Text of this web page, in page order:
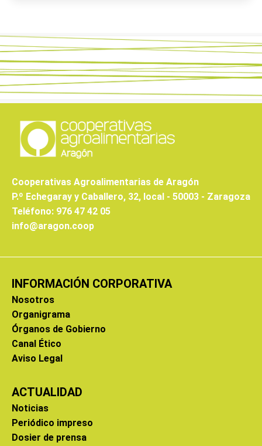
Cooperativas Agroalimentarias de Aragón
P.º Echegaray y Caballero, 32, local - 50003 - Zaragoza
Teléfono: 976 47 42 05
info@aragon.coop
INFORMACIÓN CORPORATIVA
Nosotros
Organigrama
Órganos de Gobierno
Canal Ético
Aviso Legal
ACTUALIDAD
Noticias
Periódico impreso
Dosier de prensa